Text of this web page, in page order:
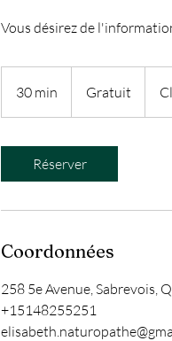
Vous désirez de
30 min
0
n
Gratuit
Réserver
Coordonnées
258 5e Avenue, Sabrevois,
+15148255251